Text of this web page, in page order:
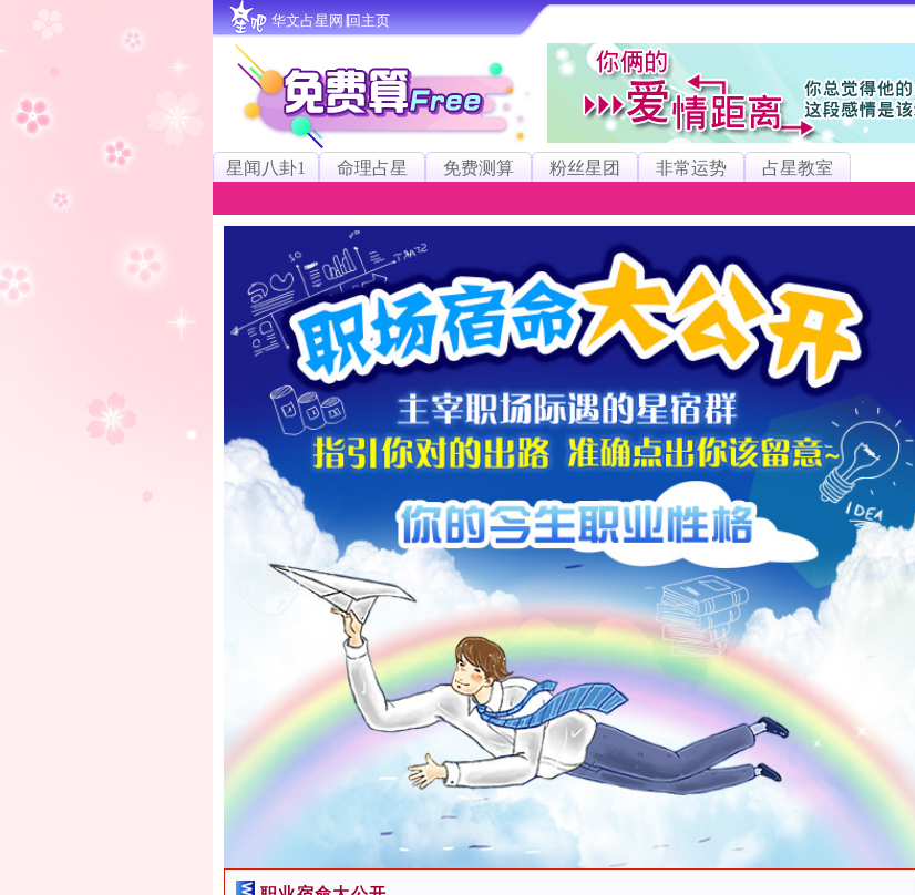
华文占星网∣回主页
星闻八卦1 命理占星 免费测算 粉丝星团 非常运势 占星教室